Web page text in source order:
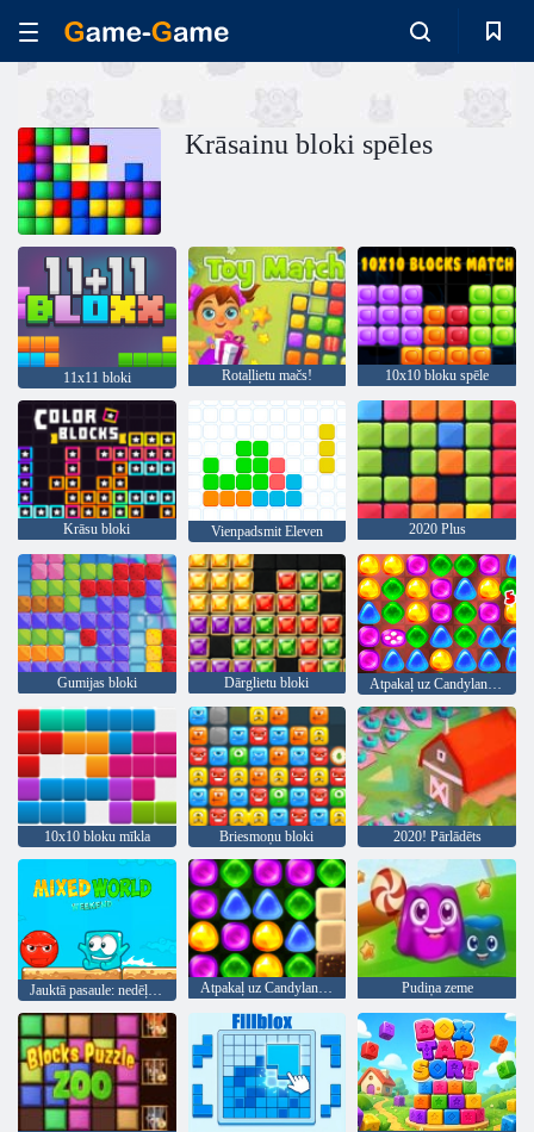
Krāsainu bloki spēles
11x11 bloki Rotaļlietu mačs! 10x10 bloku spēle
Krāsu bloki Vienpadsmit Eleven 2020 Plus
Gumijas bloki Dārglietu bloki Atpakaļ uz Candyland 2
10x10 bloku mīkla Briesmoņu bloki 2020! Pārlādēts
Atpakaļ uz Candyland 4: Lollipop Garden Pudiņa zeme